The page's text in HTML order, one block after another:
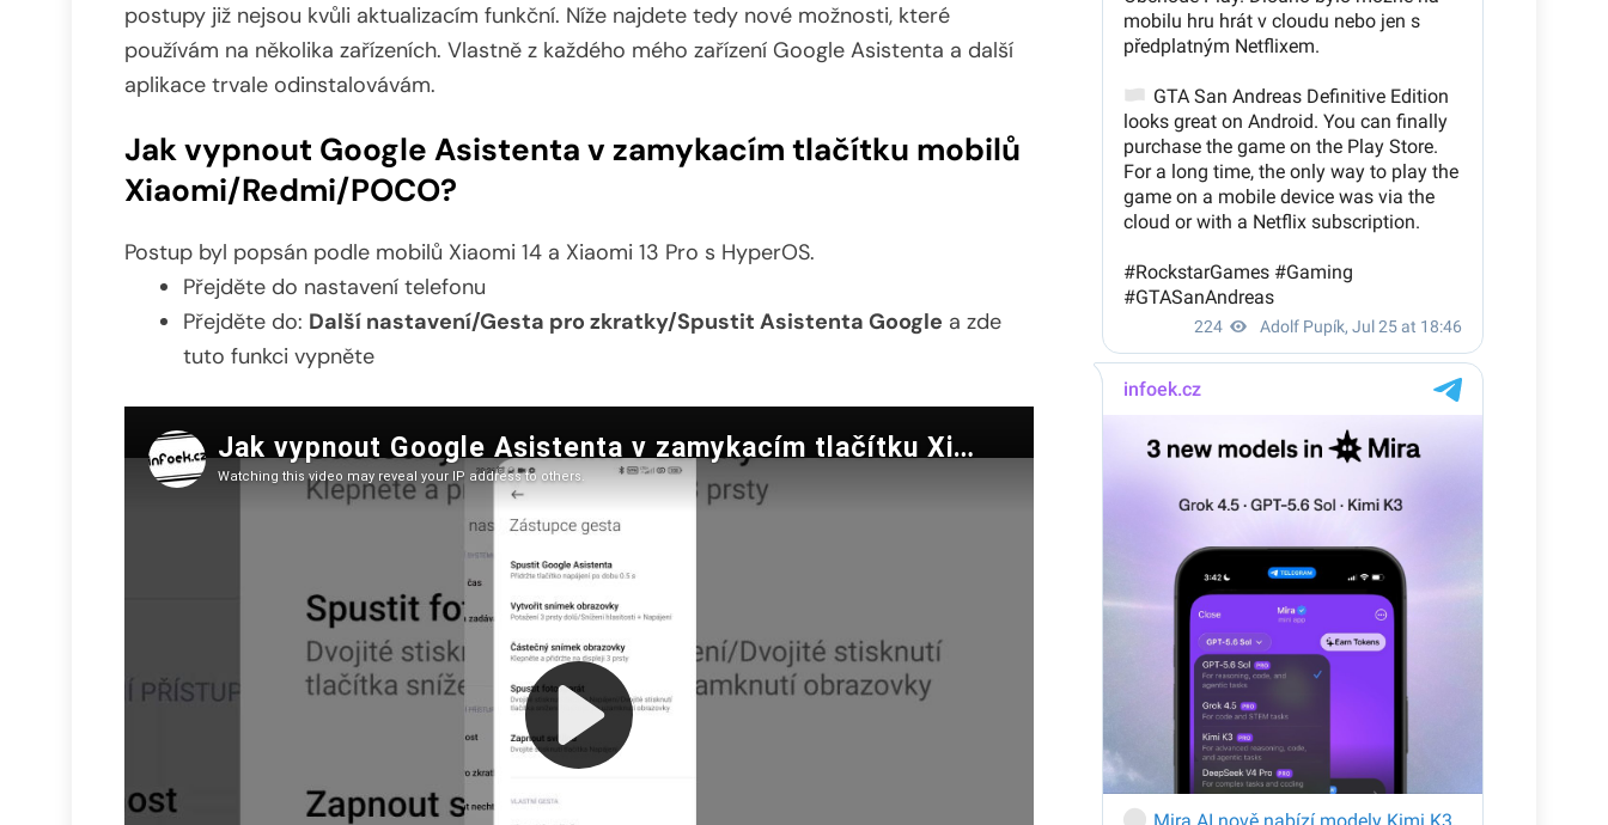
postupy již nejsou kvůli aktualizacím funkční. Níže najdete tedy nové možnosti, které
používám na několika zařízeních. Vlastně z každého mého zařízení Google Asistenta a další
aplikace trvale odinstalovávám.
Jak vypnout Google Asistenta v zamykacím tlačítku mobilů
Xiaomi/Redmi/POCO?
Postup byl popsán podle mobilů Xiaomi 14 a Xiaomi 13 Pro s HyperOS.
Přejděte do nastavení telefonu
Přejděte do: Další nastavení/Gesta pro zkratky/Spustit Asistenta Google a zde
tuto funkci vypněte